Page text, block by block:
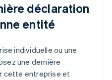
déclaration
entité
individuelle ou une
une dernière
cette entreprise et